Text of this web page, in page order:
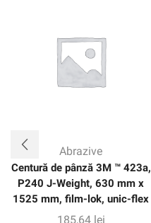
Abrazive
Centură de pânză 3M ™ 423a,
P240 J-Weight, 630 mm x
1525 mm, film-lok, unic-flex
185,64 lei